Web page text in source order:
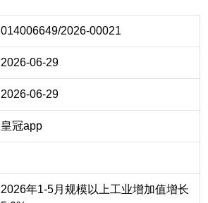
014006649/2026-00021
2026-06-29
2026-06-29
皇冠app
2026年1-5月规模以上工业增加值增长